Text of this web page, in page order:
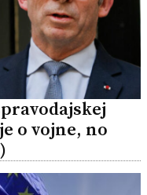
o vojne, no